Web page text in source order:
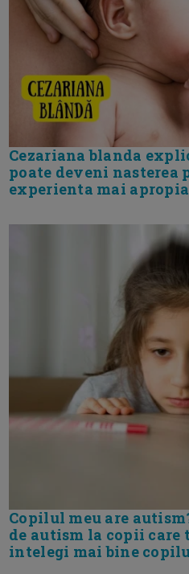
Cezariana blanda
poate deveni nasterea
experienta mai
Copilul meu are
de autism la copii care
intelegi mai bine